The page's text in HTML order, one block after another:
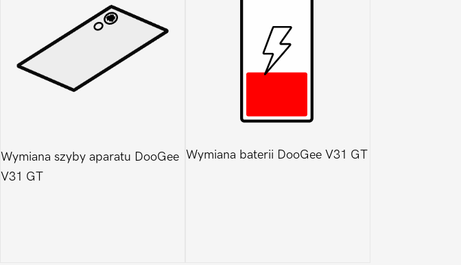
Wymiana szyby aparatu DooGee
V31 GT
Wymiana baterii DooGee V31 GT